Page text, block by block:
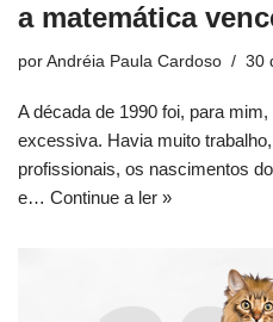
a matemática
por Andréia Paula Cardoso 30
A década de 1990 foi, para
excessiva. Havia muito
profissionais, os nascimentos
e… Continue a ler »